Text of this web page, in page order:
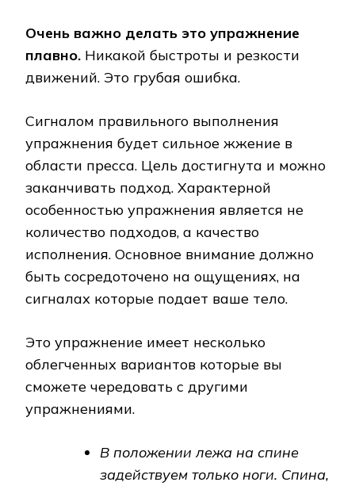
Очень важно делать это упражнение
плавно. Никакой быстроты и резкости
движений. Это грубая ошибка.
Сигналом правильного выполнения
упражнения будет сильное жжение в
области пресса. Цель достигнута и можно
заканчивать подход. Характерной
особенностью упражнения является не
количество подходов, а качество
исполнения. Основное внимание должно
быть сосредоточено на ощущениях, на
сигналах которые подает ваше тело.
Это упражнение имеет несколько
облегченных вариантов которые вы
сможете чередовать с другими
упражнениями.
В положении лежа на спине
задействуем только ноги. Спина,